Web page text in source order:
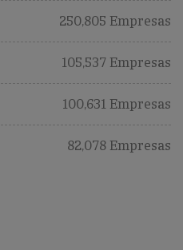
250,805 Empresas
105,537 Empresas
100,631 Empresas
82,078 Empresas